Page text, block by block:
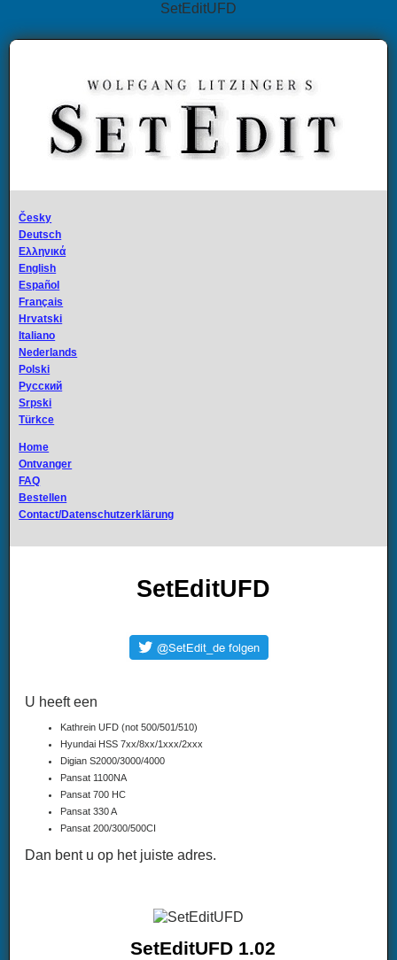
SetEditUFD
Česky
Deutsch
Ελληνικά
English
Español
Français
Hrvatski
Italiano
Nederlands
Polski
Русский
Srpski
Türkce
Home
Ontvanger
FAQ
Bestellen
Contact/Datenschutzerklärung
SetEditUFD
U heeft een
Kathrein UFD (not 500/501/510)
Hyundai HSS 7xx/8xx/1xxx/2xxx
Digian S2000/3000/4000
Pansat 1100NA
Pansat 700 HC
Pansat 330 A
Pansat 200/300/500CI
Dan bent u op het juiste adres.
SetEditUFD 1.02